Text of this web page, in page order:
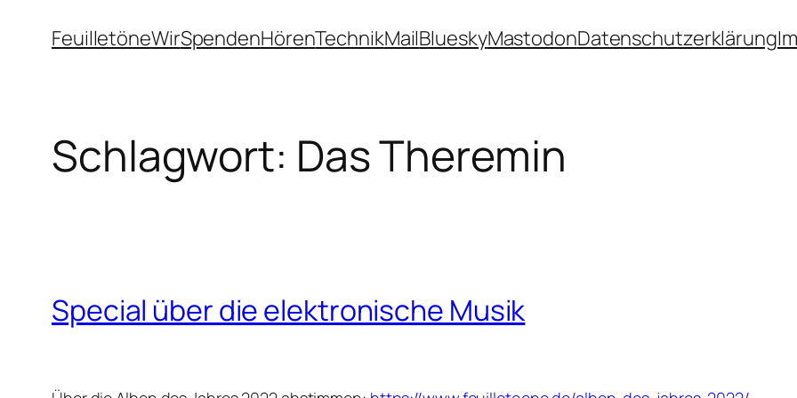
InhaltFeuilletöneWirSpendenHörenTechnikMailBlueskyMastodonDatenschutzerklärung
Schlagwort: Das Theremin
Special über die elektronische Musik